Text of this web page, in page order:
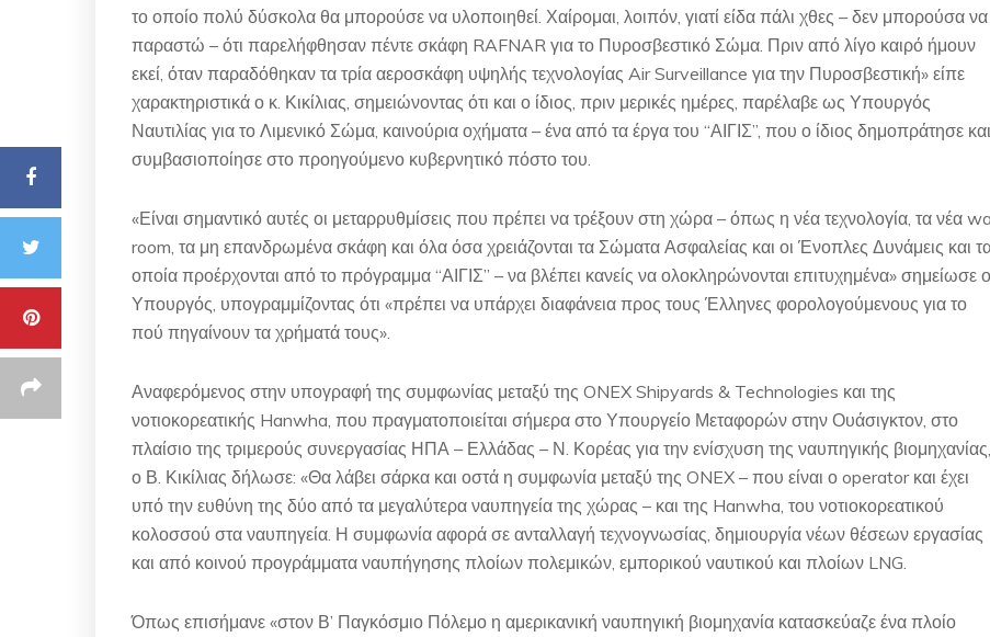
το οποίο πολύ δύσκολα θα μπορούσε να υλοποιηθεί. Χαίρομαι, λοιπόν, γιατί είδα πάλι χθες – δεν μπορούσα να
παραστώ – ότι παρελήφθησαν πέντε σκάφη RAFNAR για το Πυροσβεστικό Σώμα. Πριν από λίγο καιρό ήμουν
εκεί, όταν παραδόθηκαν τα τρία αεροσκάφη υψηλής τεχνολογίας Air Surveillance για την Πυροσβεστική» είπε
χαρακτηριστικά ο κ. Κικίλιας, σημειώνοντας ότι και ο ίδιος, πριν μερικές ημέρες, παρέλαβε ως Υπουργός
Ναυτιλίας για το Λιμενικό Σώμα, καινούρια οχήματα – ένα από τα έργα του “ΑΙΓΙΣ”, που ο ίδιος δημοπράτησε και
συμβασιοποίησε στο προηγούμενο κυβερνητικό πόστο του.
«Είναι σημαντικό αυτές οι μεταρρυθμίσεις που πρέπει να τρέξουν στη χώρα – όπως η νέα τεχνολογία, τα νέα
room, τα μη επανδρωμένα σκάφη και όλα όσα χρειάζονται τα Σώματα Ασφαλείας και οι Ένοπλες Δυνάμεις και
οποία προέρχονται από το πρόγραμμα “ΑΙΓΙΣ” – να βλέπει κανείς να ολοκληρώνονται επιτυχημένα» σημείωσε ο
Υπουργός, υπογραμμίζοντας ότι «πρέπει να υπάρχει διαφάνεια προς τους Έλληνες φορολογούμενους για το
πού πηγαίνουν τα χρήματά τους».
Αναφερόμενος στην υπογραφή της συμφωνίας μεταξύ της ONEX Shipyards & Technologies και της
νοτιοκορεατικής Hanwha, που πραγματοποιείται σήμερα στο Υπουργείο Μεταφορών στην Ουάσιγκτον, στο
πλαίσιο της τριμερούς συνεργασίας ΗΠΑ – Ελλάδας – Ν. Κορέας για την ενίσχυση της ναυπηγικής βιομηχανίας,
ο Β. Κικίλιας δήλωσε: «Θα λάβει σάρκα και οστά η συμφωνία μεταξύ της ONEX – που είναι ο operator και έχει
υπό την ευθύνη της δύο από τα μεγαλύτερα ναυπηγεία της χώρας – και της Hanwha, του νοτιοκορεατικού
κολοσσού στα ναυπηγεία. Η συμφωνία αφορά σε ανταλλαγή τεχνογνωσίας, δημιουργία νέων θέσεων εργασίας
και από κοινού προγράμματα ναυπήγησης πλοίων πολεμικών, εμπορικού ναυτικού και πλοίων LNG.
Όπως επισήμανε «στον Β’ Παγκόσμιο Πόλεμο η αμερικανική ναυπηγική βιομηχανία κατασκεύαζε ένα πλοίο